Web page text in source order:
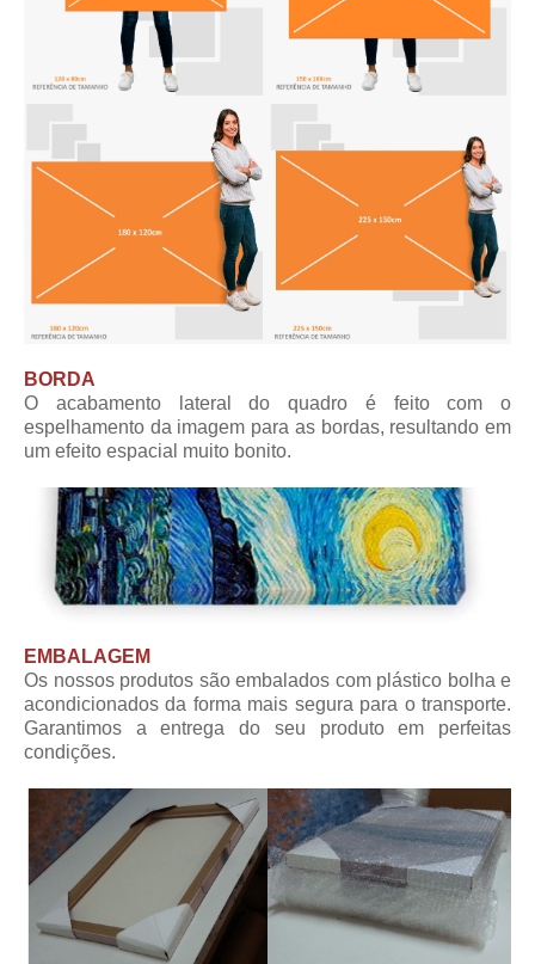
BORDA
O acabamento lateral do quadro é feito com o
espelhamento da imagem para as bordas, resultando em
um efeito espacial muito bonito.
EMBALAGEM
Os nossos produtos são embalados com plástico bolha e
acondicionados da forma mais segura para o transporte.
Garantimos a entrega do seu produto em perfeitas
condições.